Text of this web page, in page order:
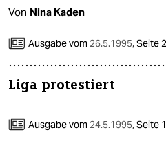
Von Nina Kaden
Ausgabe vom 26.5.1995,Seite
Liga protestiert
Ausgabe vom 24.5.1995,Seite